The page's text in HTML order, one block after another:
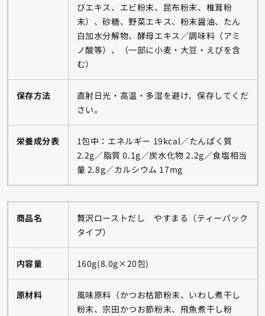
びエキス、エビ粉末、昆布粉末、椎茸粉
末）、砂糖、野菜エキス、粉末醤油、たん
白加水分解物、酵母エキス／調味料（アミ
ノ酸等）、（一部に小麦・大豆・えびを含
む）
保存方法
直射日光・高温・多湿を避け、保存してくだ
さい。
栄養成分表
1包中：エネルギー 19kcal／たんぱく質
2.2g／脂質 0.1g／炭水化物 2.2g／食塩相当
量 2.8g／カルシウム 17mg
商品名
贅沢ローストだし やすまる（ティーパック
タイプ）
内容量 160g(8.0g×20包)
原材料
風味原料（かつお枯節粉末、いわし煮干し
粉末、宗田かつお節粉末、飛魚煮干し粉